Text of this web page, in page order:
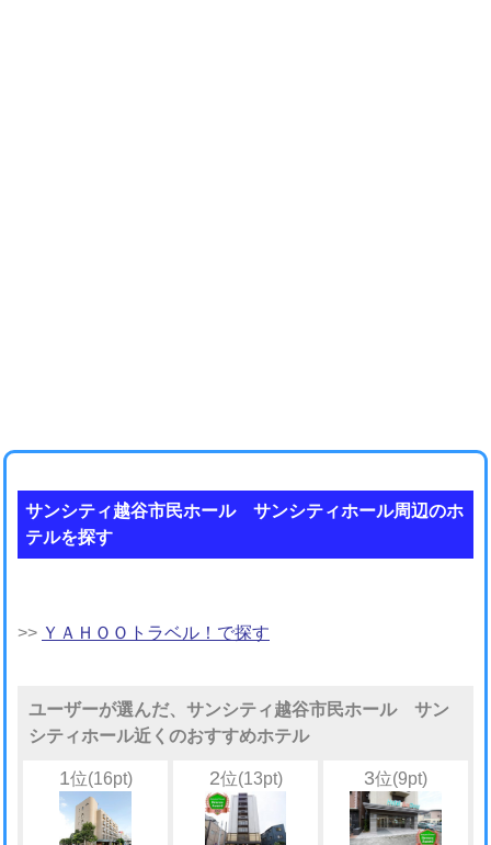
サンシティ越谷市民ホール サンシティホール周辺のホ
テルを探す
>> ＹＡＨＯＯトラベル！で探す
ユーザーが選んだ、サンシティ越谷市民ホール サン
シティホール近くのおすすめホテル
1位(16pt) 2位(13pt) 3位(9pt)